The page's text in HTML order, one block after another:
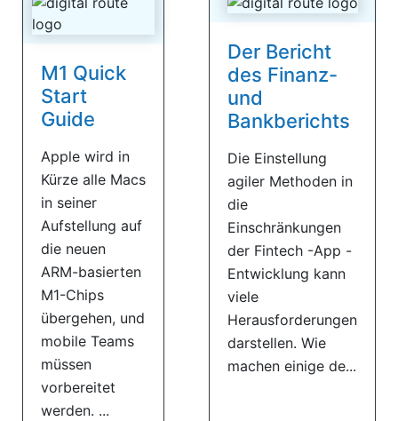
M1 Quick
Start
Guide
Apple wird in
Kürze alle Macs
in seiner
Aufstellung auf
die neuen
ARM-basierten
M1-Chips
übergehen, und
mobile Teams
müssen
vorbereitet
werden. ...
Der Bericht
des Finanz-
und
Bankberichts
Die Einstellung
agiler Methoden in
die
Einschränkungen
der Fintech -App -
Entwicklung kann
viele
Herausforderungen
darstellen. Wie
machen einige de...